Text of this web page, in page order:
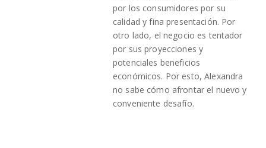
por los consumidores por su
calidad y fina presentación. Por
otro lado, el negocio es tentador
por sus proyecciones y
potenciales beneficios
económicos. Por esto, Alexandra
no sabe cómo afrontar el nuevo y
conveniente desafío.